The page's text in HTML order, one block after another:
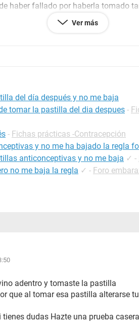
haber fallado por haberla tomado
Ver más
del día después y no me baja
tomar la pastilla del dia despues -
- Fichas prácticas -Contracepción
y no me ha bajado la regla
anticonceptivas y no me baja ✓ -
no me baja la regla ✓ - Foro
adentro y tomaste la pastilla
que al tomar esa pastilla alterarse
tienes dudas Hazte una prueba